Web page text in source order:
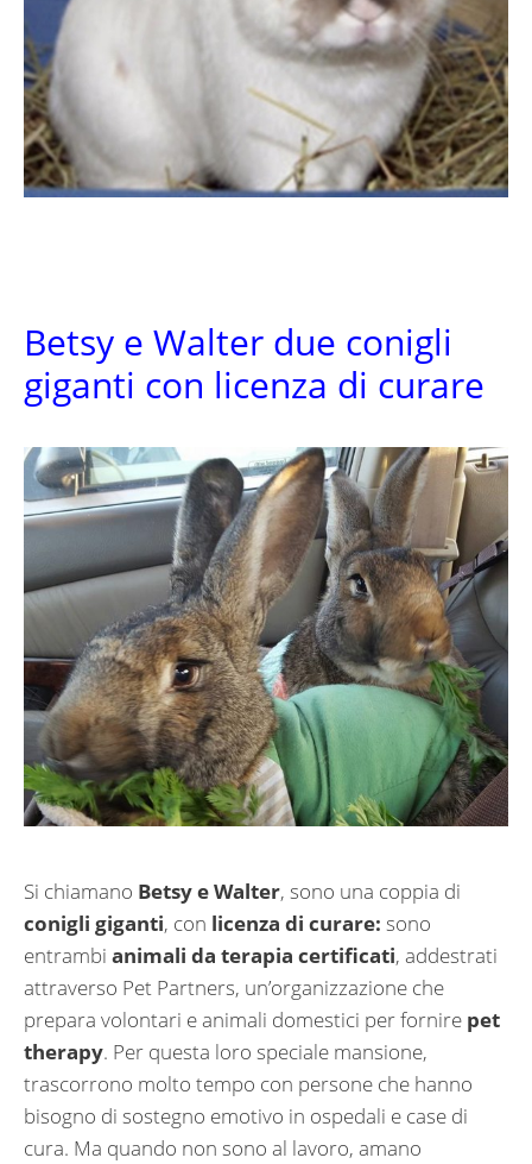
Betsy e Walter due conigli
giganti con licenza di curare
Si chiamano Betsy e Walter, sono una coppia di
conigli giganti, con licenza di curare: sono
entrambi animali da terapia certificati, addestrati
attraverso Pet Partners, un’organizzazione che
prepara volontari e animali domestici per fornire pet
therapy. Per questa loro speciale mansione,
trascorrono molto tempo con persone che hanno
bisogno di sostegno emotivo in ospedali e case di
cura. Ma quando non sono al lavoro, amano